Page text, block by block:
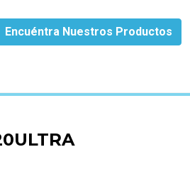
Encuéntra Nuestros Productos